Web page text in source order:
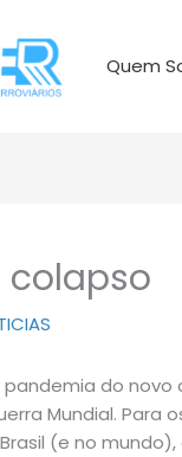
Quem
colapso
do
Mundial.
(e no